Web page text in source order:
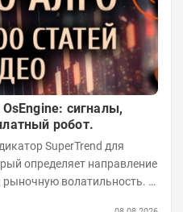
сигналы,
робот.
SuperTrend для
определяет направление
рыночную волатильность. В